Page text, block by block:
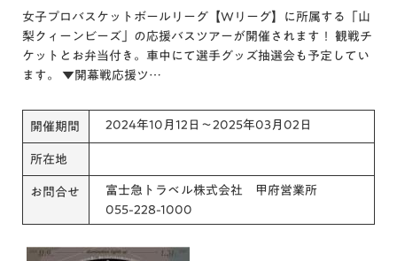
女子プロバスケットボールリーグ【Wリーグ】に所属する「山
梨クィーンビーズ」の応援バスツアーが開催されます！ 観戦チ
ケットとお弁当付き。車中にて選手グッズ抽選会も予定してい
ます。 ▼開幕戦応援ツ…
開催期間 2024年10月12日～2025年03月02日
所在地
お問合せ
富士急トラベル株式会社 甲府営業所
055-228-1000